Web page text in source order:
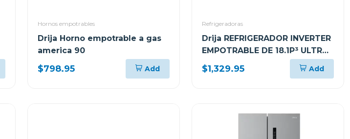
Hornos empotrables
Drija Horno empotrable a gas
america 90
$798.95 Add
Refrigeradoras
Drija REFRIGERADOR INVERTER
EMPOTRABLE DE 18.1P³ ULTRA
FAST COOLING GLASS NEGRO
18FD4P
$1,329.95 Add